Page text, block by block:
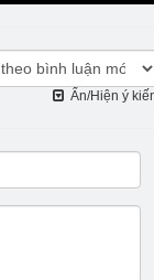
Ẩn/Hiện ý